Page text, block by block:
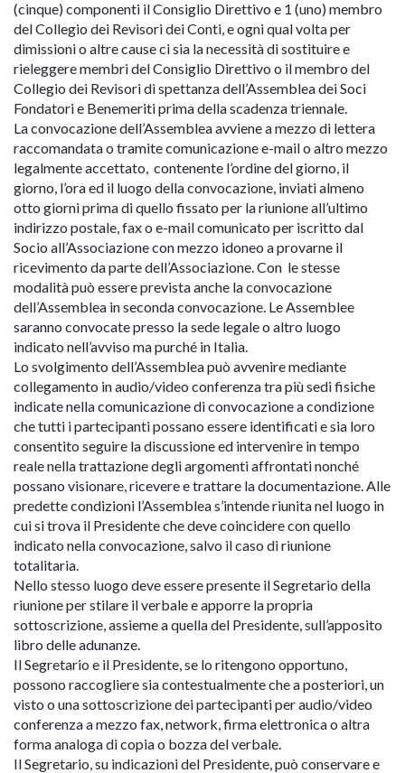
(cinque) componenti il Consiglio Direttivo e 1 (uno) membro
del Collegio dei Revisori dei Conti, e ogni qual volta per
dimissioni o altre cause ci sia la necessità di sostituire e
rieleggere membri del Consiglio Direttivo o il membro del
Collegio dei Revisori di spettanza dell’Assemblea dei Soci
Fondatori e Benemeriti prima della scadenza triennale.
La convocazione dell’Assemblea avviene a mezzo di lettera
raccomandata o tramite comunicazione e-mail o altro mezzo
legalmente accettato, contenente l’ordine del giorno, il
giorno, l’ora ed il luogo della convocazione, inviati almeno
otto giorni prima di quello fissato per la riunione all’ultimo
indirizzo postale, fax o e-mail comunicato per iscritto dal
Socio all’Associazione con mezzo idoneo a provarne il
ricevimento da parte dell’Associazione. Con le stesse
modalità può essere prevista anche la convocazione
dell’Assemblea in seconda convocazione. Le Assemblee
saranno convocate presso la sede legale o altro luogo
indicato nell’avviso ma purché in Italia.
Lo svolgimento dell’Assemblea può avvenire mediante
collegamento in audio/video conferenza tra più sedi fisiche
indicate nella comunicazione di convocazione a condizione
che tutti i partecipanti possano essere identificati e sia loro
consentito seguire la discussione ed intervenire in tempo
reale nella trattazione degli argomenti affrontati nonché
possano visionare, ricevere e trattare la documentazione. Alle
predette condizioni l’Assemblea s’intende riunita nel luogo in
cui si trova il Presidente che deve coincidere con quello
indicato nella convocazione, salvo il caso di riunione
totalitaria.
Nello stesso luogo deve essere presente il Segretario della
riunione per stilare il verbale e apporre la propria
sottoscrizione, assieme a quella del Presidente, sull’apposito
libro delle adunanze.
Il Segretario e il Presidente, se lo ritengono opportuno,
possono raccogliere sia contestualmente che a posteriori, un
visto o una sottoscrizione dei partecipanti per audio/video
conferenza a mezzo fax, network, firma elettronica o altra
forma analoga di copia o bozza del verbale.
Il Segretario, su indicazioni del Presidente, può conservare e